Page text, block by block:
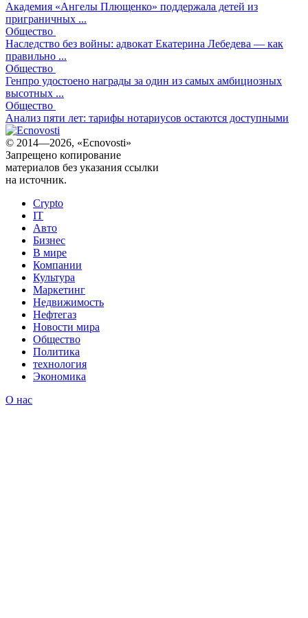
Академия «Ангелы Плющенко» поддержала детей из
приграничных ...
Общество
Наследство без войны: адвокат Екатерина Лебедева — как
правильно ...
Общество
Генпро удостоено награды за один из самых амбициозных
высотных ...
Общество
Анализ пяти лет: тарифы нотариусов остаются доступными
© 2014—2026, «Ecnovosti»
Запрещено копирование
материалов без указания ссылки
на источник.
Crypto
IT
Авто
Бизнес
В мире
Компании
Культура
Маркетинг
Недвижимость
Нефтегаз
Новости мира
Общество
Политика
технология
Экономика
О нас